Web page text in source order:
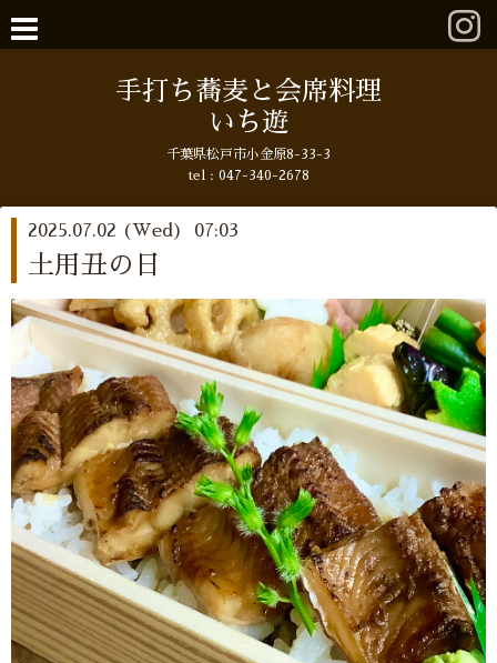
手打ち蕎麦と会席料理
いち遊
千葉県松戸市小金原8-33-3
tel : 047-340-2678
2025.07.02 (Wed) 07:03
土用丑の日